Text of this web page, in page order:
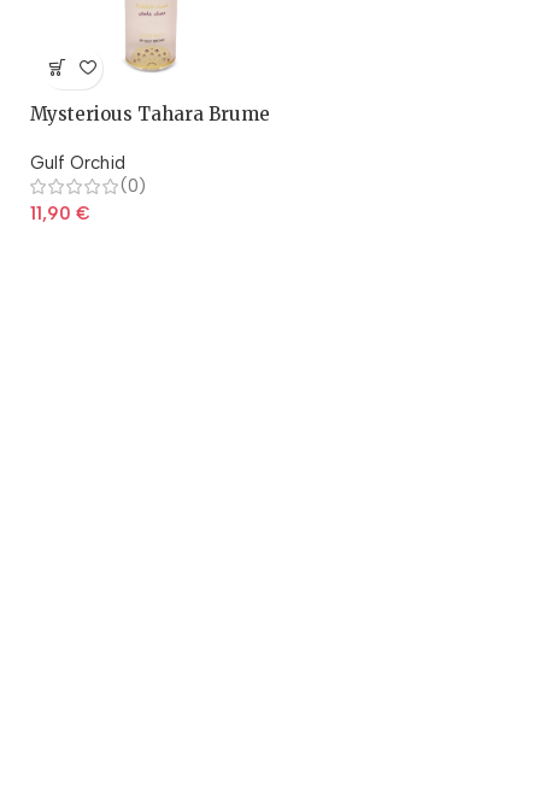
Mysterious Tahara Brume
Gulf Orchid
(0)
11,90 €